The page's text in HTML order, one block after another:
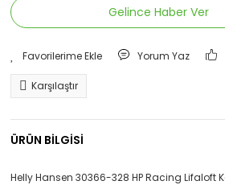
Gelince Haber Ver
Yorum Yaz
Karşılaştır
ÜRÜN BİLGİSİ
Helly Hansen 30366-328 HP Racing Lifaloft